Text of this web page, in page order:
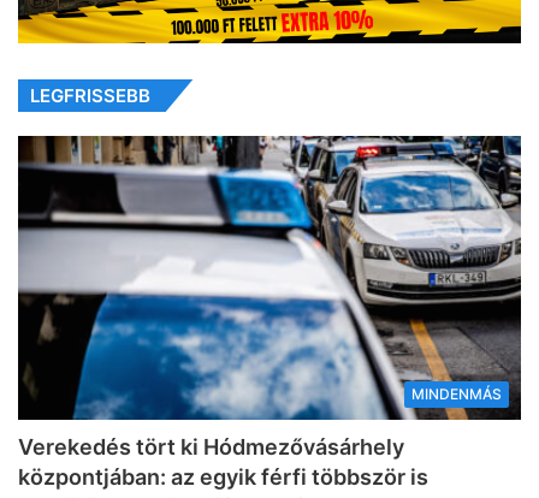
LEGFRISSEBB
MINDENMÁS
Verekedés tört ki Hódmezővásárhely
központjában: az egyik férfi többször is